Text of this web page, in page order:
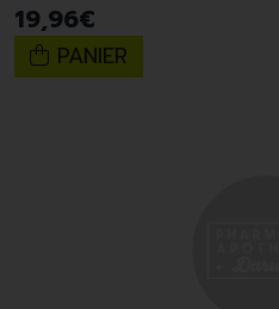
19,96€
PANIER